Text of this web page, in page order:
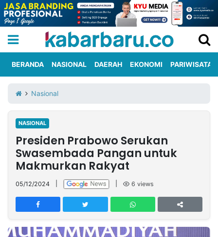
Iklan
Berita
Kami
Nasional
International
Olahraga
Entertainment
Daerah
Pariwisata
Kuliner
Kolom
Network
PT
TREETAN
INDONESIA
BERANDA NASIONAL DAERAH EKONOMI PARIWISATA
Nasional
NASIONAL
Presiden Prabowo Serukan
Swasembada Pangan untuk
Makmurkan Rakyat
05/12/2024 6 views